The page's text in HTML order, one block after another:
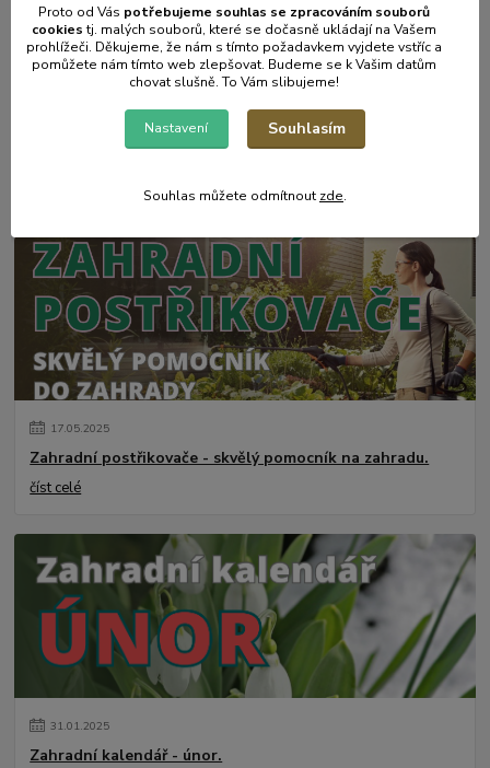
17.05.2025
Zahradní postřikovače - skvělý pomocník na zahradu.
číst celé
31.01.2025
Zahradní kalendář - únor.
Proto od Vás potřebujeme souhlas se zpracováním souborů
cookiestj. malých souborů, které se dočasně ukládají na Vašem
prohlížeči. Děkujeme, že nám s tímto požadavkem vyjdete vstříc a
pomůžete nám tímto web zlepšovat. Budeme se k Vašim datům
chovat slušně. To Vám slibujeme!
Nastavení Souhlasím
Souhlas můžete odmítnout zde.